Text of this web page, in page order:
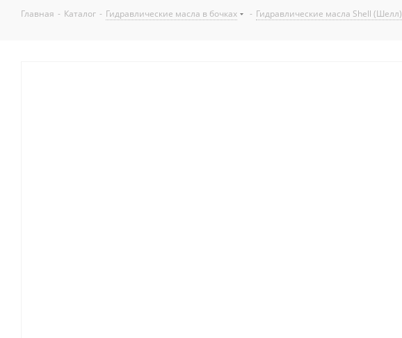
Главная - Каталог - Гидравлические масла в бочках - Гидравлические масла Shell (Шелл)